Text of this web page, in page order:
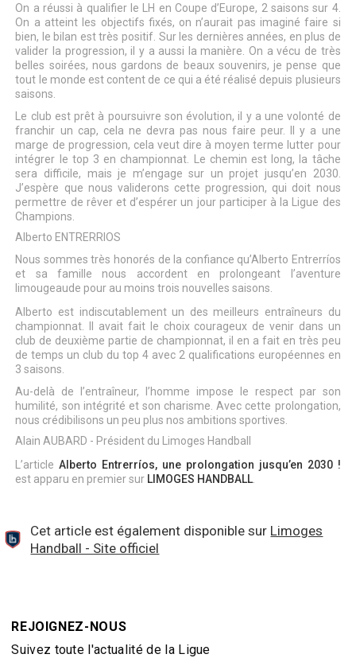
On a réussi à qualifier le LH en Coupe d’Europe, 2 saisons sur 4.
On a atteint les objectifs fixés, on n’aurait pas imaginé faire si
bien, le bilan est très positif. Sur les dernières années, en plus de
valider la progression, il y a aussi la manière. On a vécu de très
belles soirées, nous gardons de beaux souvenirs, je pense que
tout le monde est content de ce qui a été réalisé depuis plusieurs
saisons.
Le club est prêt à poursuivre son évolution, il y a une volonté de
franchir un cap, cela ne devra pas nous faire peur. Il y a une
marge de progression, cela veut dire à moyen terme lutter pour
intégrer le top 3 en championnat. Le chemin est long, la tâche
sera difficile, mais je m’engage sur un projet jusqu’en 2030.
J’espère que nous validerons cette progression, qui doit nous
permettre de rêver et d’espérer un jour participer à la Ligue des
Champions.
Alberto ENTRERRIOS
Nous sommes très honorés de la confiance qu’Alberto Entrerríos
et sa famille nous accordent en prolongeant l’aventure
limougeaude pour au moins trois nouvelles saisons.
Alberto est indiscutablement un des meilleurs entraîneurs du
championnat. Il avait fait le choix courageux de venir dans un
club de deuxième partie de championnat, il en a fait en très peu
de temps un club du top 4 avec 2 qualifications européennes en
3 saisons.
Au-delà de l’entraîneur, l’homme impose le respect par son
humilité, son intégrité et son charisme. Avec cette prolongation,
nous crédibilisons un peu plus nos ambitions sportives.
Alain AUBARD - Président du Limoges Handball
L’articleAlberto Entrerríos, une prolongation jusqu’en 2030 !
est apparu en premier sur LIMOGES HANDBALL
Cet article est également disponible sur Limoges
Handball - Site officiel
REJOIGNEZ-NOUS
Suivez toute l'actualité de la Ligue